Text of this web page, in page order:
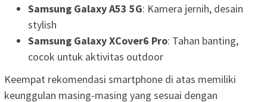
Samsung Galaxy A53 5G: Kamera jernih, desain
stylish
Samsung Galaxy XCover6 Pro: Tahan banting,
cocok untuk aktivitas outdoor
Keempat rekomendasi smartphone di atas memiliki
keunggulan masing-masing yang sesuai dengan